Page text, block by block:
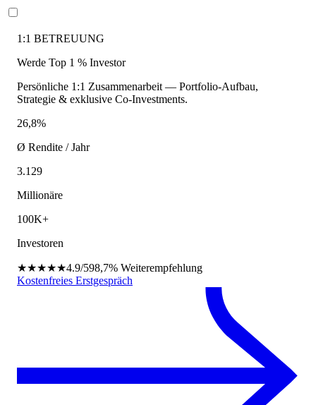
1:1 BETREUUNG
Werde Top 1 % Investor
Persönliche 1:1 Zusammenarbeit — Portfolio-Aufbau,
Strategie & exklusive Co-Investments.
26,8%
Ø Rendite / Jahr
3.129
Millionäre
100K+
Investoren
★★★★★4.9/598,7% Weiterempfehlung
Kostenfreies Erstgespräch